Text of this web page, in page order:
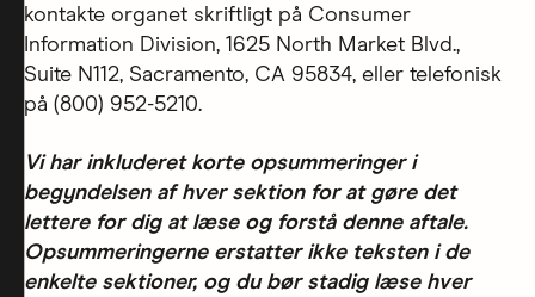
kontakte organet skriftligt på Consumer
Information Division, 1625 North Market Blvd.,
Suite N112, Sacramento, CA 95834, eller telefonisk
på (800) 952-5210.
Vi har inkluderet korte opsummeringer i
begyndelsen af hver sektion for at gøre det
lettere for dig at læse og forstå denne aftale.
Opsummeringerne erstatter ikke teksten i de
enkelte sektioner, og du bør stadig læse hver